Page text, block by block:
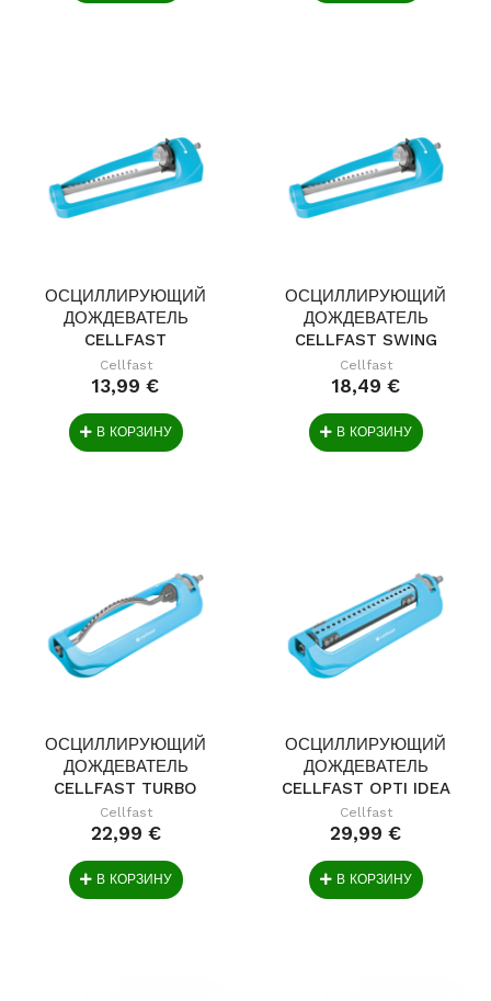
ОСЦИЛЛИРУЮЩИЙ
ДОЖДЕВАТЕЛЬ
CELLFAST
ECONOMIC IDEA
Cellfast
13,99 €
В КОРЗИНУ
ОСЦИЛЛИРУЮЩИЙ
ДОЖДЕВАТЕЛЬ
CELLFAST SWING
IDEAL
Cellfast
18,49 €
В КОРЗИНУ
ОСЦИЛЛИРУЮЩИЙ
ДОЖДЕВАТЕЛЬ
CELLFAST TURBO
IDEAL
Cellfast
22,99 €
В КОРЗИНУ
ОСЦИЛЛИРУЮЩИЙ
ДОЖДЕВАТЕЛЬ
CELLFAST OPTI IDEA
Cellfast
29,99 €
В КОРЗИНУ